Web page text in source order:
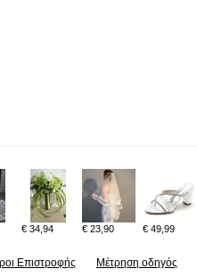
€ 34,94 € 23,90 € 49,99
Επιστροφής Μέτρηση οδηγός